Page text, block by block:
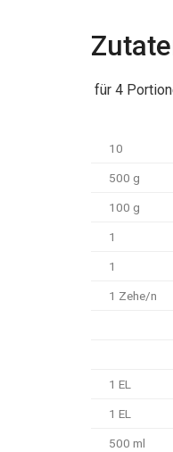
für 4
10
500 g
100 g
1
1
1 Zehe/n
1 EL
1 EL
500 ml